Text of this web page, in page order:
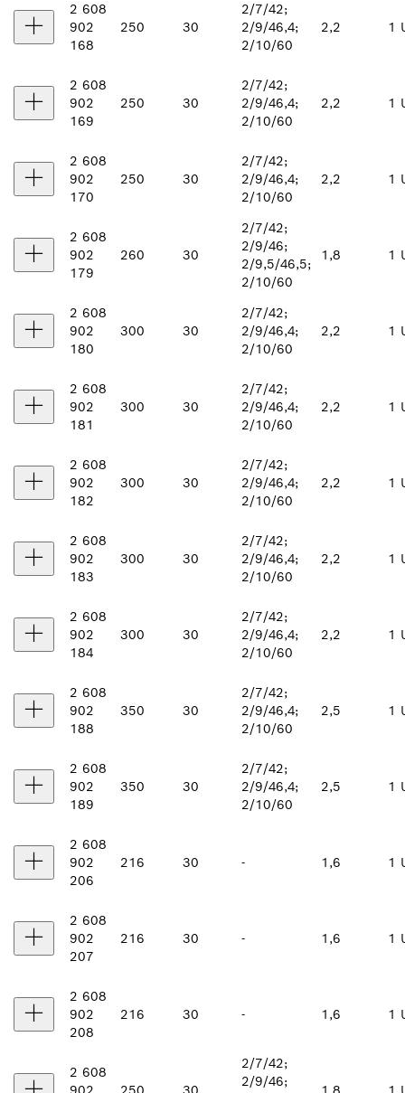
2 608
902
168
250 30
2/7/42;
2/9/46,4;
2/10/60
2,2 1
2 608
902
169
250 30
2/7/42;
2/9/46,4;
2/10/60
2,2 1
2 608
902
170
250 30
2/7/42;
2/9/46,4;
2/10/60
2,2 1
2 608
902
179
260 30
2/7/42;
2/9/46;
2/9,5/46,5;
2/10/60
1,8 1
2 608
902
180
300 30
2/7/42;
2/9/46,4;
2/10/60
2,2 1
2 608
902
181
300 30
2/7/42;
2/9/46,4;
2/10/60
2,2 1
2 608
902
182
300 30
2/7/42;
2/9/46,4;
2/10/60
2,2 1
2 608
902
183
300 30
2/7/42;
2/9/46,4;
2/10/60
2,2 1
2 608
902
184
300 30
2/7/42;
2/9/46,4;
2/10/60
2,2 1
2 608
902
188
350 30
2/7/42;
2/9/46,4;
2/10/60
2,5 1
2 608
902
189
350 30
2/7/42;
2/9/46,4;
2/10/60
2,5 1
2 608
902
206
216 30 - 1,6 1
2 608
902
207
216 30 - 1,6 1
2 608
902
208
216 30 - 1,6 1
2 608
2/7/42;
2/9/46;